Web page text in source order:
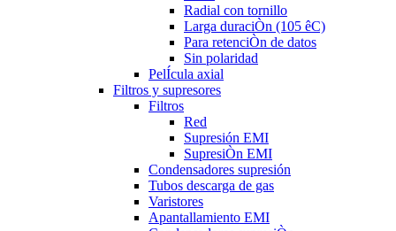
Radial con tornillo
Larga duraciÒn (105 êC)
Para retenciÒn de datos
Sin polaridad
PelÍcula axial
Filtros y supresores
Filtros
Red
Supresión EMI
SupresiÒn EMI
Condensadores supresión
Tubos descarga de gas
Varistores
Apantallamiento EMI